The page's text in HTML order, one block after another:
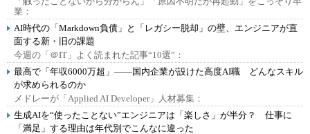
業：
AI時代の「Markdown負債」と「レガシー脱却」の壁、エンジニアが直
面する新・旧の課題
今週の「＠IT」よく読まれた記事“10選”：
最高で「年収6000万超」――国内企業が設けた高度AI職 どんなスキル
が求められるのか
メドレーが「Applied AI Developer」人材募集：
生成AIを“使ったことない”エンジニアは「楽しさ」が半分？ 仕事に
「満足」する理由は年代別でこんなに違った